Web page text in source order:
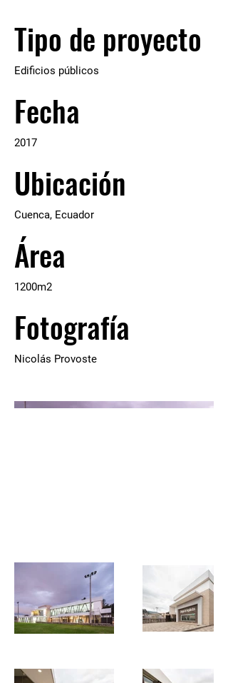
Tipo de proyecto
Edificios públicos
Fecha
2017
Ubicación
Cuenca, Ecuador
Área
1200m2
Fotografía
Nicolás Provoste